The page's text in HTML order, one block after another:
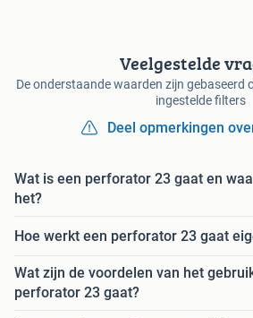
Veelgestelde
De onderstaande waarden zijn gebaseerd
ingestelde filters
Deel opmerkingen
Wat is een perforator 23 gaat en
het?
Hoe werkt een perforator 23 gaat
Wat zijn de voordelen van het
perforator 23 gaat?